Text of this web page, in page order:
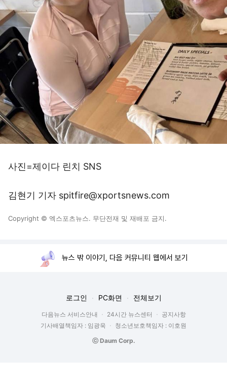
사진=제이다 린치 SNS
김현기 기자 spitfire@xportsnews.com
Copyright © 엑스포츠뉴스. 무단전재 및 재배포 금지.
뉴스 밖 이야기, 다음 커뮤니티 웹에서 보기
로그인 PC화면 전체보기
다음뉴스 서비스안내 24시간 뉴스센터
공지사항
기사배열책임자 : 임광욱
청소년보호책임자 : 이호원
ⓒ Daum Corp.